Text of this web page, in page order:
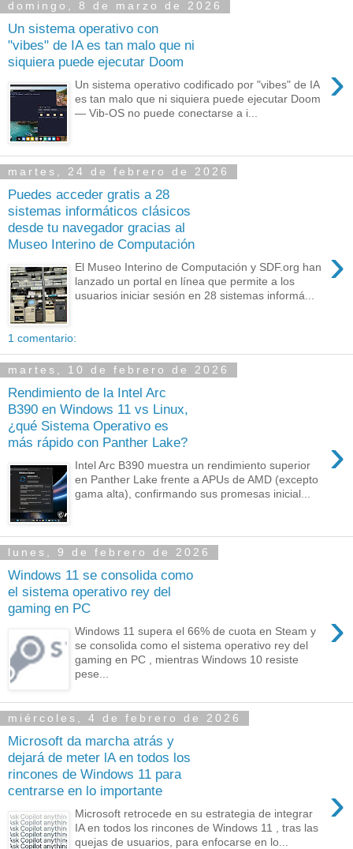
domingo, 8 de marzo de 2026
Un sistema operativo con
"vibes" de IA es tan malo que ni
siquiera puede ejecutar Doom
›
Un sistema operativo codificado por "vibes" de IA
es tan malo que ni siquiera puede ejecutar Doom
— Vib-OS no puede conectarse a i...
martes, 24 de febrero de 2026
Puedes acceder gratis a 28
sistemas informáticos clásicos
desde tu navegador gracias al
Museo Interino de Computación
›
El Museo Interino de Computación y SDF.org han
lanzado un portal en línea que permite a los
usuarios iniciar sesión en 28 sistemas informá...
1 comentario:
martes, 10 de febrero de 2026
Rendimiento de la Intel Arc
B390 en Windows 11 vs Linux,
¿qué Sistema Operativo es
más rápido con Panther Lake?
›
Intel Arc B390 muestra un rendimiento superior
en Panther Lake frente a APUs de AMD (excepto
gama alta), confirmando sus promesas inicial...
lunes, 9 de febrero de 2026
Windows 11 se consolida como
el sistema operativo rey del
gaming en PC
›
Windows 11 supera el 66% de cuota en Steam y
se consolida como el sistema operativo rey del
gaming en PC , mientras Windows 10 resiste
pese...
miércoles, 4 de febrero de 2026
Microsoft da marcha atrás y
dejará de meter lA en todos los
rincones de Windows 11 para
centrarse en lo importante
›
Microsoft retrocede en su estrategia de integrar
IA en todos los rincones de Windows 11 , tras las
quejas de usuarios, para enfocarse en lo...